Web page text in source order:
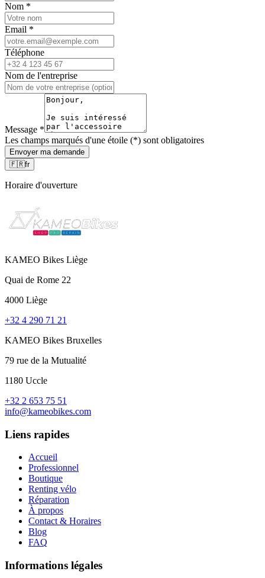
Nom *
Email *
Téléphone
Nom de l'entreprise
Message *
Les champs marqués d'une étoile (*) sont obligatoires
Envoyer ma demande
🇫🇷fr
Horaire d'ouverture
KAMEO Bikes Liège
Quai de Rome 22
4000 Liège
+32 4 290 71 21
KAMEO Bikes Bruxelles
79 rue de la Mutualité
1180 Uccle
+32 2 653 75 51
info@kameobikes.com
Liens rapides
Accueil
Professionnel
Boutique
Renting vélo
Réparation
À propos
Contact & Horaires
Blog
FAQ
Informations légales